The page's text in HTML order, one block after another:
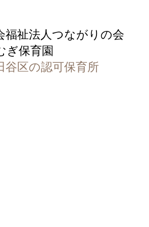
福祉法人つながりの会
ぎ保育園
谷区の認可保育所